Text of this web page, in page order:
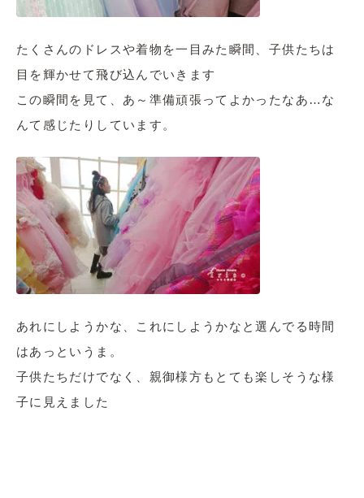
たくさんのドレスや着物を一目みた瞬間、子供たちは
目を輝かせて飛び込んでいきます
この瞬間を見て、あ～準備頑張ってよかったなあ…な
んて感じたりしています。
あれにしようかな、これにしようかなと選んでる時間
はあっというま。
子供たちだけでなく、親御様方もとても楽しそうな様
子に見えました